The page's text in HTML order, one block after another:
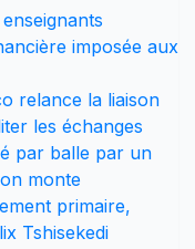
imposée aux
relance la liaison
les échanges
par balle par un
monte
primaire,
Tshisekedi